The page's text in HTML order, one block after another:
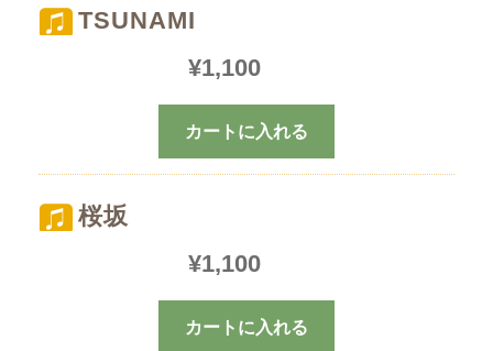
TSUNAMI
¥1,100
カートに入れる
桜坂
¥1,100
カートに入れる